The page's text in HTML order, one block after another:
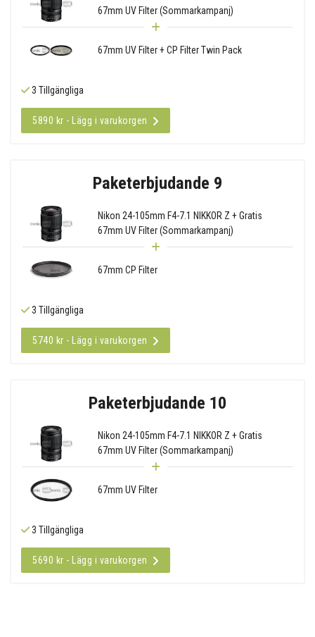
67mm UV Filter (Sommarkampanj)
67mm UV Filter + CP Filter Twin Pack
3 Tillgängliga
5890 kr - Lägg i varukorgen
Paketerbjudande 9
Nikon 24-105mm F4-7.1 NIKKOR Z + Gratis
67mm UV Filter (Sommarkampanj)
67mm CP Filter
3 Tillgängliga
5740 kr - Lägg i varukorgen
Paketerbjudande 10
Nikon 24-105mm F4-7.1 NIKKOR Z + Gratis
67mm UV Filter (Sommarkampanj)
67mm UV Filter
3 Tillgängliga
5690 kr - Lägg i varukorgen